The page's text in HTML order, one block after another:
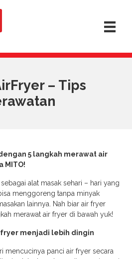
– Tips
5 langkah merawat air
MITO!
alat masak sehari – hari yang
menggoreng tanpa minyak
lainnya. Nah biar air fryer
merawat air fryer di bawah yuk!
menjadi lebih dingin
mencucinya panci air fryer secara